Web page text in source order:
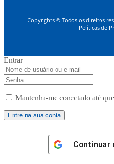
Copyrights © Todos os direitos
Políticas de
Entrar
Mantenha-me conectado até
Continuar